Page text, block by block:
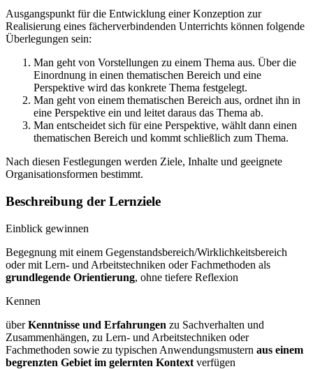
Ausgangspunkt für die Entwicklung einer Konzeption zur
Realisierung eines fächerverbindenden Unterrichts können folgende
Überlegungen sein:
Man geht von Vorstellungen zu einem Thema aus. Über die
Einordnung in einen thematischen Bereich und eine
Perspektive wird das konkrete Thema festgelegt.
Man geht von einem thematischen Bereich aus, ordnet ihn in
eine Perspektive ein und leitet daraus das Thema ab.
Man entscheidet sich für eine Perspektive, wählt dann einen
thematischen Bereich und kommt schließlich zum Thema.
Nach diesen Festlegungen werden Ziele, Inhalte und geeignete
Organisationsformen bestimmt.
Beschreibung der Lernziele
Einblick gewinnen
Begegnung mit einem Gegenstandsbereich/Wirklichkeitsbereich
oder mit Lern- und Arbeitstechniken oder Fachmethoden als
grundlegende Orientierung, ohne tiefere Reflexion
Kennen
überKenntnisse und Erfahrungen zu Sachverhalten und
Zusammenhängen, zu Lern- und Arbeitstechniken oder
Fachmethoden sowie zu typischen Anwendungsmustern aus einem
begrenzten Gebiet im gelernten Kontext verfügen